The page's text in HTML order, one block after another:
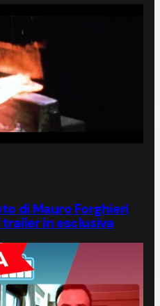
di Mauro Forghieri
in esclusiva